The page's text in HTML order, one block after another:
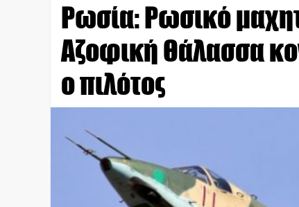
Ρωσία: Ρωσικό
Αζοφική Θάλασσα
ο πιλότος